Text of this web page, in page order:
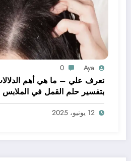
Aya
0
تعرف علي – ما هي أهم
بتفسير حلم القمل في الملابس
ابن سيرين؟ – بالتفصيل
12 يونيو، 2025